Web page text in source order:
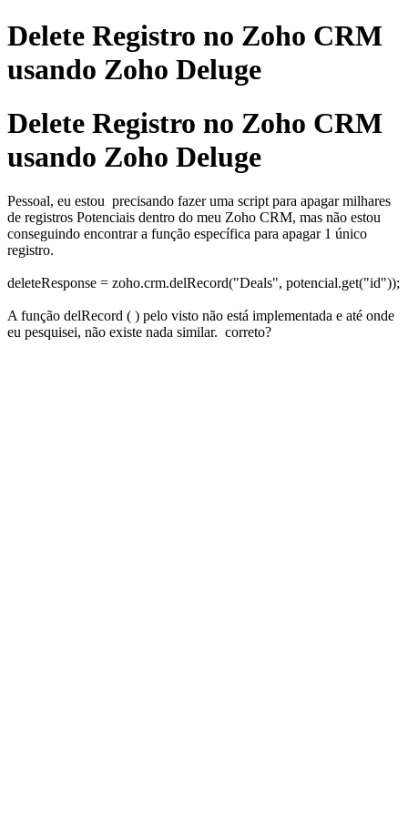
Delete Registro no Zoho CRM
usando Zoho Deluge
Delete Registro no Zoho CRM
usando Zoho Deluge
Pessoal, eu estou precisando fazer uma script para apagar milhares
de registros Potenciais dentro do meu Zoho CRM, mas não estou
conseguindo encontrar a função específica para apagar 1 único
registro.
deleteResponse = zoho.crm.delRecord("Deals", potencial.get("id"));
A função delRecord ( ) pelo visto não está implementada e até onde
eu pesquisei, não existe nada similar. correto?